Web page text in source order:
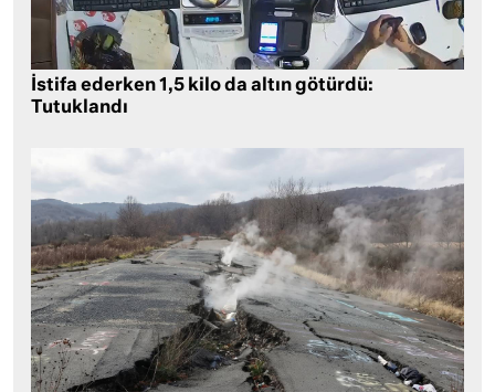
İstifa ederken 1,5 kilo da altın götürdü:
Tutuklandı